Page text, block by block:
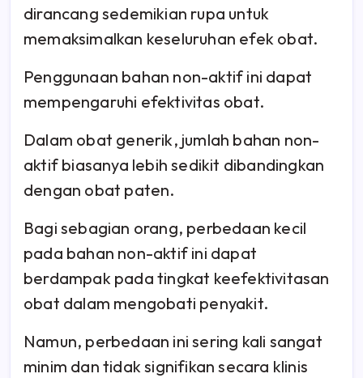
dirancang sedemikian rupa untuk
memaksimalkan keseluruhan efek obat.
Penggunaan bahan non-aktif ini dapat
mempengaruhi efektivitas obat.
Dalam obat generik, jumlah bahan non-
aktif biasanya lebih sedikit dibandingkan
dengan obat paten.
Bagi sebagian orang, perbedaan kecil
pada bahan non-aktif ini dapat
berdampak pada tingkat keefektivitasan
obat dalam mengobati penyakit.
Namun, perbedaan ini sering kali sangat
minim dan tidak signifikan secara klinis